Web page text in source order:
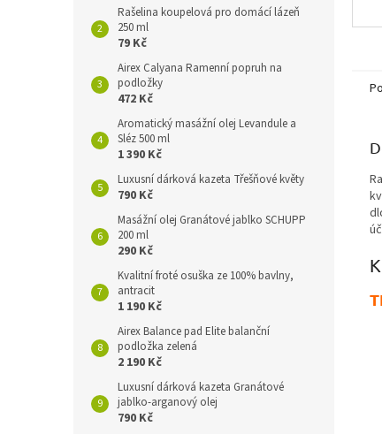
Rašelina koupelová pro domácí lázeň
250 ml
79 Kč
Airex Calyana Ramenní popruh na
podložky
472 Kč
Aromatický masážní olej Levandule a
Sléz 500 ml
1 390 Kč
Luxusní dárková kazeta Třešňové květy
790 Kč
Masážní olej Granátové jablko SCHUPP
200 ml
290 Kč
Kvalitní froté osuška ze 100% bavlny,
antracit
1 190 Kč
Airex Balance pad Elite balanční
podložka zelená
2 190 Kč
Luxusní dárková kazeta Granátové
jablko-arganový olej
790 Kč